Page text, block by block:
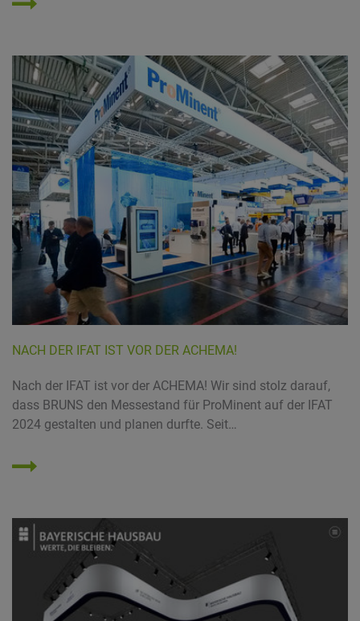
NACH DER IFAT IST VOR DER ACHEMA!
Nach der IFAT ist vor der ACHEMA! Wir sind stolz darauf,
dass BRUNS den Messestand für ProMinent auf der IFAT
2024 gestalten und planen durfte. Seit…